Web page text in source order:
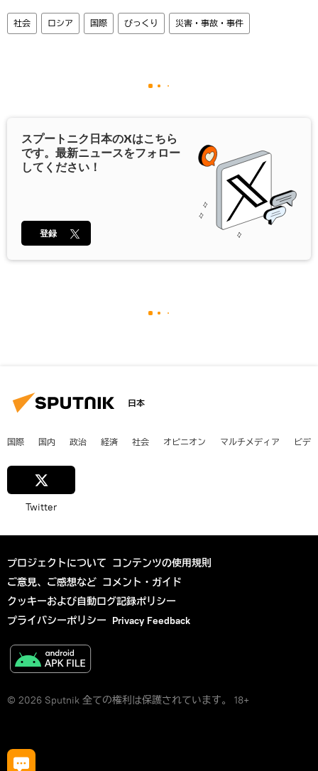
社会 ロシア 国際 びっくり 災害・事故・事件
スプートニク日本のXはこちら
です。最新ニュースをフォロー
してください！
登録
日本
国際 国内 政治 経済 社会 オピニオン マルチメディア ビデ
Twitter
プロジェクトについて コンテンツの使用規則
ご意見、ご感想など コメント・ガイド
クッキーおよび自動ログ記録ポリシー
プライバシーポリシー Privacy Feedback
© 2026 Sputnik 全ての権利は保護されています。 18+